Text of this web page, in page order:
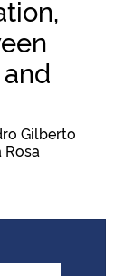
Gilberto
Rosa